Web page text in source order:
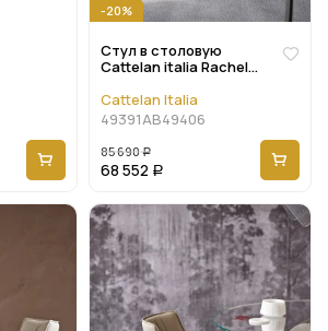
-20%
Стул в столовую
Cattelan italia Rachel
Cattelan Italia
49391AB49406
85 690 Р
68 552 Р